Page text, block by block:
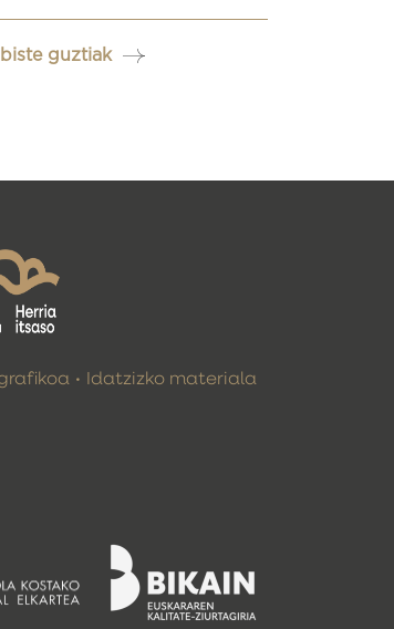
guztiak
Idatzizko materiala